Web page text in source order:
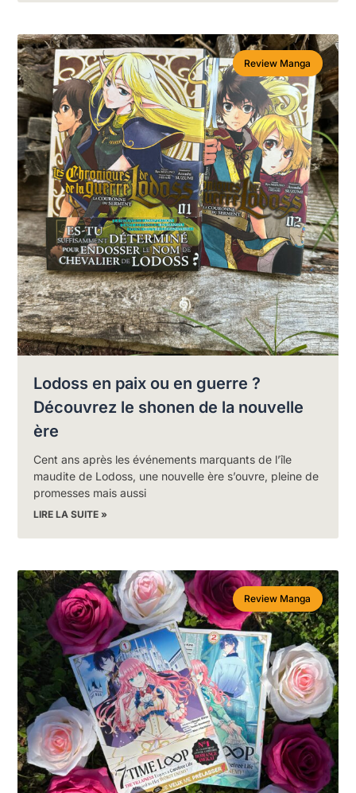
Review Manga
Lodoss en paix ou en guerre ?
Découvrez le shonen de la nouvelle
ère
Cent ans après les événements marquants de l’île
maudite de Lodoss, une nouvelle ère s’ouvre, pleine de
promesses mais aussi
LIRE LA SUITE »
Review Manga